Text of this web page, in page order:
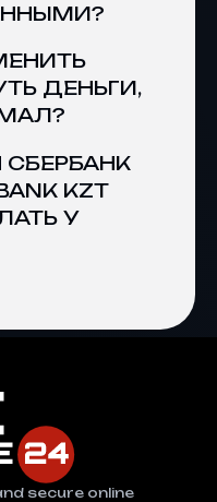
ДЕНЬГИ,
KZT
У
secure online